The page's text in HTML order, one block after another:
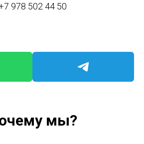
978 502 44 50
мы?